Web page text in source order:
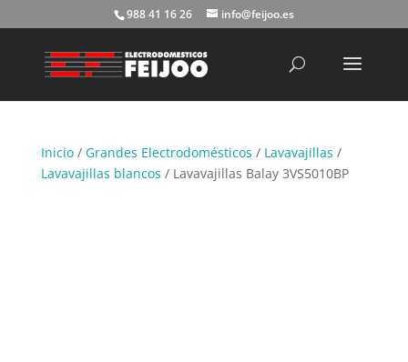
988 41 16 26 info@feijoo.es
Inicio/ Grandes Electrodomésticos / Lavavajillas /
Lavavajillas blancos / Lavavajillas Balay 3VS5010BP